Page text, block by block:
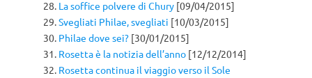
La soffice polvere di Chury [09/04/2015]
Svegliati Philae, svegliati [10/03/2015]
Philae dove sei? [30/01/2015]
Rosetta è la notizia dell’anno [12/12/2014]
Rosetta continua il viaggio verso il Sole